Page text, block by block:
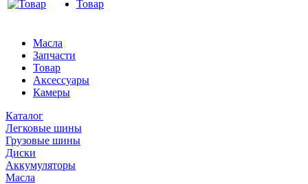
Товар
Масла
Запчасти
Товар
Аксессуары
Камеры
Каталог
Легковые шины
Грузовые шины
Диски
Аккумуляторы
Масла